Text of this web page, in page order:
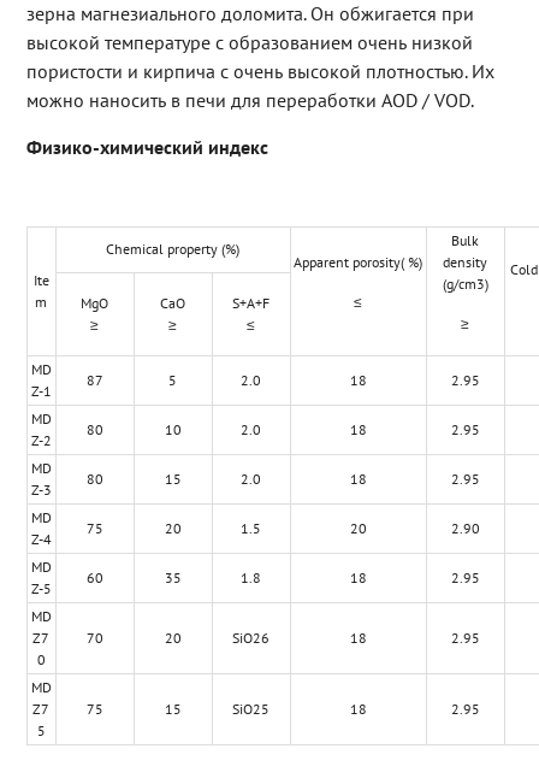
зерна магнезиального доломита. Он обжигается при
высокой температуре с образованием очень низкой
пористости и кирпича с очень высокой плотностью. Их
можно наносить в печи для переработки AOD / VOD.
Физико-химический индекс
Ite
m
Chemical property (%)
Apparent porosity( %)
≤
Bulk
density
(g/cm3)
≥
MgO
≥
CaO
≥
S+A+F
≤
MD
Z-1
87 5 2.0 18 2.95
MD
Z-2
80 10 2.0 18 2.95
MD
Z-3
80 15 2.0 18 2.95
MD
Z-4
75 20 1.5 20 2.90
MD
Z-5
60 35 1.8 18 2.95
MD
Z7
0
70 20 SiO26 18 2.95
MD
Z7
5
75 15 SiO25 18 2.95